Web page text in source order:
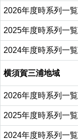
2026年度時系列一覧
2025年度時系列一覧
2024年度時系列一覧
横須賀三浦地域
2026年度時系列一覧
2025年度時系列一覧
2024年度時系列一覧